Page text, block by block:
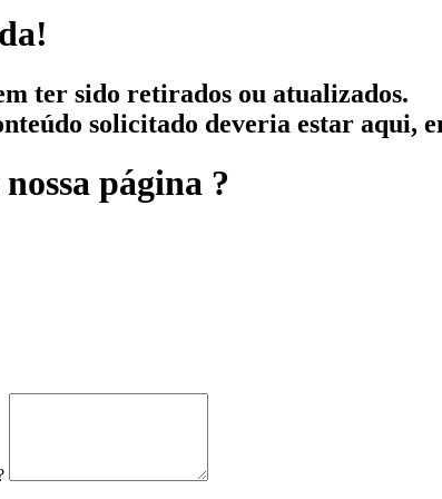
ter sido retirados ou atualizados.
solicitado deveria estar
página ?